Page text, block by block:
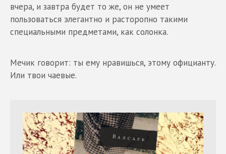
вчера, и завтра будет то же, он не умеет
пользоваться элегантно и расторопно такими
специальными предметами, как солонка.
Мечик говорит: ты ему нравишься, этому официанту.
Или твои чаевые.